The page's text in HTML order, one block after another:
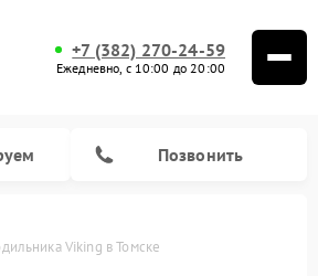
+7 (382) 270-24-59
Ежедневно, с 10:00 до 20:00
Позвонить
Viking в Томске